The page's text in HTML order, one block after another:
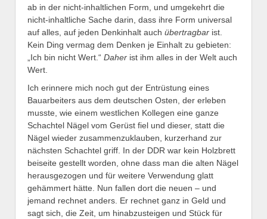
ab in der nicht-inhaltlichen Form, und umgekehrt die
nicht-inhaltliche Sache darin, dass ihre Form universal
auf alles, auf jeden Denkinhalt auch übertragbar ist.
Kein Ding vermag dem Denken je Einhalt zu gebieten:
„Ich bin nicht Wert.“ Daher ist ihm alles in der Welt auch
Wert.
Ich erinnere mich noch gut der Entrüstung eines
Bauarbeiters aus dem deutschen Osten, der erleben
musste, wie einem westlichen Kollegen eine ganze
Schachtel Nägel vom Gerüst fiel und dieser, statt die
Nägel wieder zusammenzuklauben, kurzerhand zur
nächsten Schachtel griff. In der DDR war kein Holzbrett
beiseite gestellt worden, ohne dass man die alten Nägel
herausgezogen und für weitere Verwendung glatt
gehämmert hätte. Nun fallen dort die neuen – und
jemand rechnet anders. Er rechnet ganz in Geld und
sagt sich, die Zeit, um hinabzusteigen und Stück für